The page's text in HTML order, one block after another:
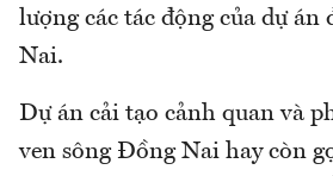
lượng các tác động của dự án
Nai.
Dự án cải tạo cảnh quan và
ven sông Đồng Nai hay còn